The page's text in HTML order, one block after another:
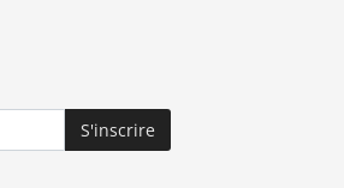
S'inscrire